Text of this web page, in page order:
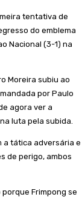
tentativa de
do emblema
Nacional (3-1) na
Moreira subiu ao
por Paulo
agora ver a
luta pela subida.
a tática adversária e
de perigo, ambos
Frimpong se